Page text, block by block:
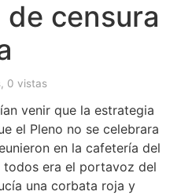
censura
0 vistas
venir que la estrategia
el Pleno no se celebrara
en la cafetería del
todos era el portavoz del
una corbata roja y